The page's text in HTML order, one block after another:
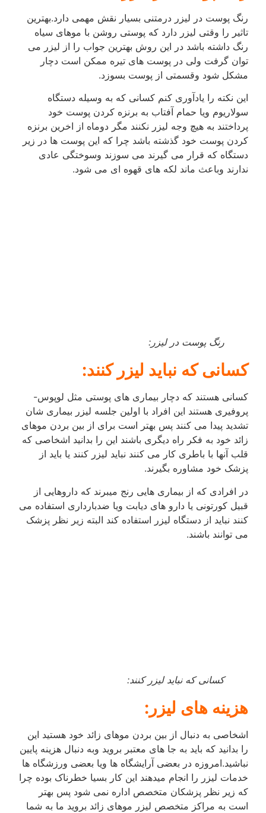
رنگ پوست در لیزر درمتنی بسیار نقش مهمی دارد.بهترین
تاثیر را وقتی لیزر دارد که پوستی روشن با موهای سیاه
رنگ داشته باشد در این روش بهترین جواب را از لیزر می
توان گرفت ولی در پوست های تیره ممکن است دچار
مشکل شود وقسمتی از پوست بسوزد.
این نکته را یادآوری کنم کسانی که به وسیله دستگاه
سولاریوم ویا حمام آفتاب به برنزه کردن پوست خود
پرداختند به هیچ وجه لیزر نکنند مگر دوماه از اخرین برنزه
کردن پوست خود گذشته باشد چرا که این پوست ها در زیر
دستگاه که قرار می گیرند می سوزند وسوختگی عادی
ندارند وباعث ماند لکه های قهوه ای می شود.
رنگ پوست در لیزر:
کسانی که نباید لیزر کنند:
کسانی هستند که دچار بیماری های پوستی مثل لوپوس-
پروفیری هستند این افراد با اولین جلسه لیزر بیماری شان
تشدید پیدا می کنند پس بهتر است برای از بین بردن موهای
زائد خود به فکر راه دیگری باشند این را بدانید اشخاصی که
قلب آنها با باطری کار می کنند نباید لیزر کنند یا باید از
پزشک خود مشاوره بگیرند.
در افرادی که از بیماری هایی رنج میبرند که داروهایی از
قبیل کورتونی یا دارو های دیابت ویا ضدبارداری استفاده می
کنند نباید از دستگاه لیزر استفاده کند البته زیر نظر پزشک
می توانند باشند.
کسانی که نباید لیزر کنند:
هزینه های لیزر:
اشخاصی به دنبال از بین بردن موهای زائد خود هستید این
را بدانید که باید به جا های معتبر بروید وبه دنبال هزینه پایین
نباشید.امروزه در بعضی آرایشگاه ها ویا بعضی ورزشگاه ها
خدمات لیزر را انجام میدهند این کار بسیا خطرناک بوده چرا
که زیر نظر پزشکان متخصص اداره نمی شود پس بهتر
است به مراکز متخصص لیزر موهای زائد بروید ما به شما